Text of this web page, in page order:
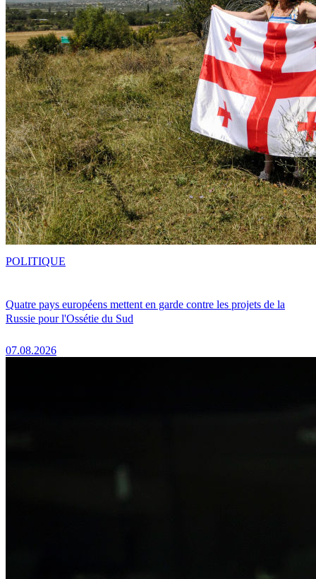
Quatre pays européens mettent en garde contre les projets de la
Russie pour l'Ossétie du Sud
07.08.2026
POLITIQUE